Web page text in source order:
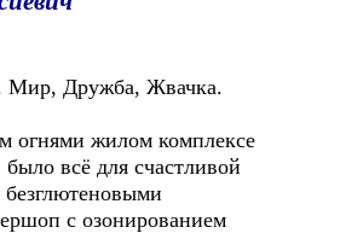
Мир, Дружба, Жвачка.
огнями жилом комплексе
всё для счастливой
с озонированием